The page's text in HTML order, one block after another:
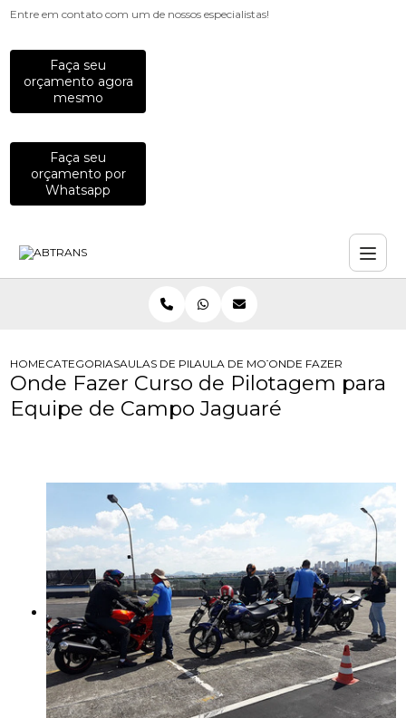
Entre em contato com um de nossos especialistas!
Faça seu
orçamento agora
mesmo
Faça seu
orçamento por
Whatsapp
HOMECATEGORIASAULAS DE PILOTAGEM PARA EMPRESAS
AULA DE MOTO PARAONDE FAZER CURSO
Onde Fazer Curso de Pilotagem para
Equipe de Campo Jaguaré